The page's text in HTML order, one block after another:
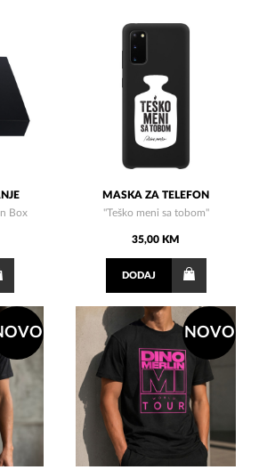
Box
MASKA ZA TELEFON
"Teško meni sa tobom"
35,00 KM
DODAJ
NOVO